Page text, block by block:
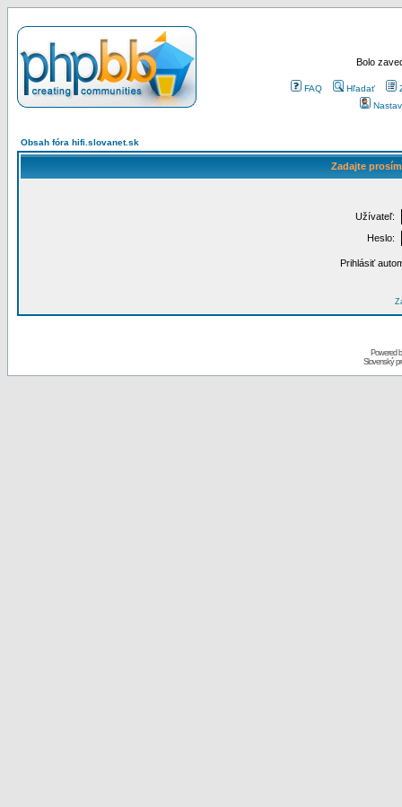
Bolo
FAQ Hľadať
Obsah fóra hifi.slovanet.sk
Zadajte
Užívateľ:
Heslo:
Prihlásiť
Powered
Slovenský